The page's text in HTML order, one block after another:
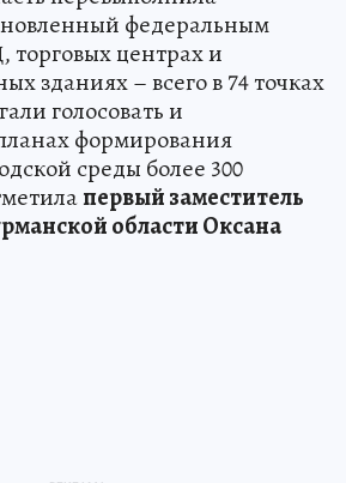
федеральным
центрах и
зданиях – всего в 74 точках
голосовать и
формирования
среды более 300
первый заместитель
области Оксана